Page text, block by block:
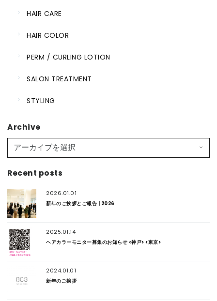
HAIR CARE
HAIR COLOR
PERM / CURLING LOTION
SALON TREATMENT
STYLING
Archive
Recent posts
2026.01.01
新年のご挨拶とご報告 | 2026
2025.01.14
ヘアカラーモニター募集のお知らせ <神戸> <東京>
2024.01.01
新年のご挨拶